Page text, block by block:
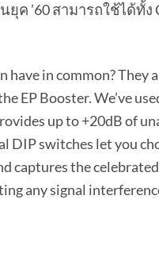
ค ’60 สามารถใช้ได้ทั้ง
in common? They
EP Booster. We’ve
up to +20dB of
switches let you
captures the
any signal